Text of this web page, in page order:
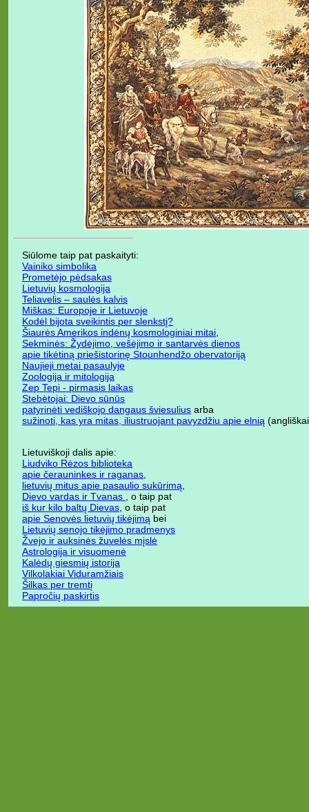
Siūlome taip pat paskaityti:
Vainiko simbolika
Prometėjo pėdsakas
Lietuvių kosmologija
Teliavelis – saulės kalvis
Miškas: Europoje ir Lietuvoje
Kodėl bijota sveikintis per slenkstį?
Šiaurės Amerikos indėnų kosmologiniai mitai
Sekminės: Žydėjimo, vešėjimo ir santarvės dienos
apie tikėtiną priešistorinę Stounhendžo obervatoriją
Naujieji metai pasaulyje
Zoologija ir mitologija
Zep Tepi - pirmasis laikas
Stebėtojai: Dievo sūnūs
patyrinėti vediškojo dangaus šviesulius arba
sužinoti, kas yra mitas, iliustruojant pavyzdžiu apie elnią
Lietuviškoji dalis apie:
Liudviko Rėzos biblioteka
apie čerauninkes ir raganas
lietuvių mitus apie pasaulio sukūrimą
Dievo vardas ir Tvanas
, o taip pat
iš kur kilo baltų Dievas , o taip pat
apie Senovės lietuvių tikėjimą bei
Lietuvių senojo tikėjimo pradmenys
Žvejo ir auksinės žuvelės mįslė
Astrologija ir visuomenė
Kalėdų giesmių istorija
Vilkolakiai Viduramžiais
Šilkas per tremtį
Papročių paskirtis